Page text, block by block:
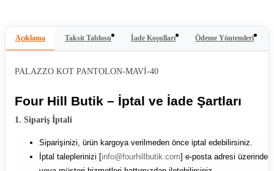
Açıklama Taksit Tablosu İade Koşulları Ödeme Yöntemleri
PALAZZO KOT PANTOLON-MAVİ-40
Four Hill Butik – İptal ve İade Şartları
1. Sipariş İptali
Siparişinizi, ürün kargoya verilmeden önce iptal edebilirsiniz.
İptal taleplerinizi [info@fourhillbutik.com] e-posta adresi üzerinden